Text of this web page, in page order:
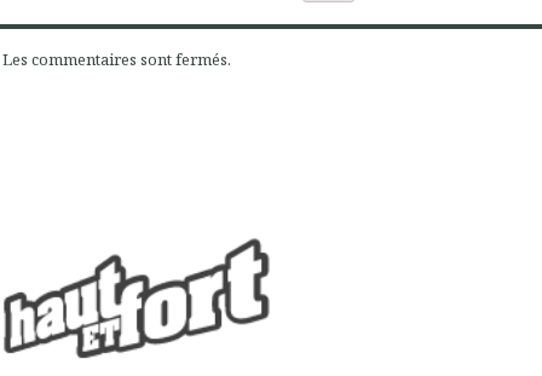
Les commentaires sont fermés.